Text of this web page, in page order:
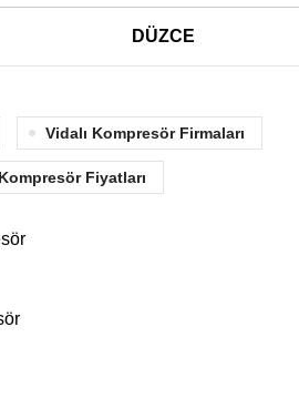
DÜZCE
Vidalı Kompresör Firmaları
Fiyatları